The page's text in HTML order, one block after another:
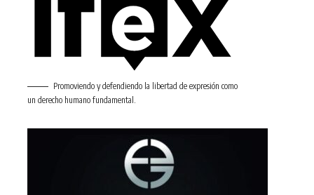
Promoviendo y defendiendo la libertad de expresión como
un derecho humano fundamental.